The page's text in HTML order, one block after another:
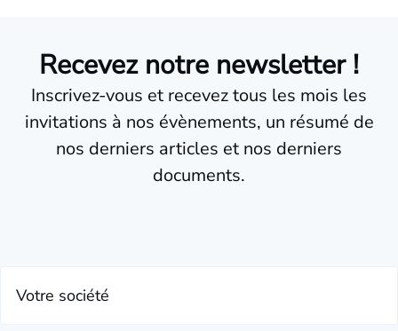
Recevez notre newsletter !
Inscrivez-vous et recevez tous les mois les
invitations à nos évènements, un résumé de
nos derniers articles et nos derniers
documents.
Votre société